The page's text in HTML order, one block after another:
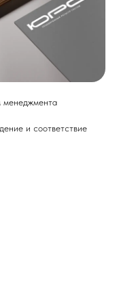
менеджмента
и соответствие